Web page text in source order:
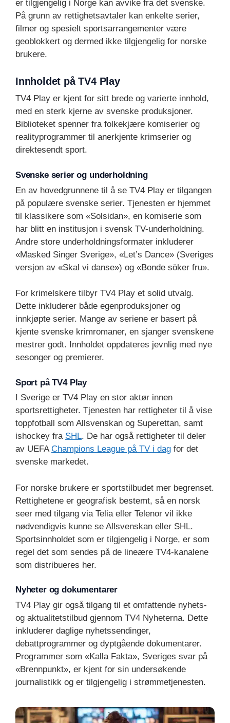
er tilgjengelig i Norge kan avvike fra det svenske.
På grunn av rettighetsavtaler kan enkelte serier,
filmer og spesielt sportsarrangementer være
geoblokkert og dermed ikke tilgjengelig for norske
brukere.
Innholdet på TV4 Play
TV4 Play er kjent for sitt brede og varierte innhold,
med en sterk kjerne av svenske produksjoner.
Biblioteket spenner fra folkekjære komiserier og
realityprogrammer til anerkjente krimserier og
direktesendt sport.
Svenske serier og underholdning
En av hovedgrunnene til å se TV4 Play er tilgangen
på populære svenske serier. Tjenesten er hjemmet
til klassikere som «Solsidan», en komiserie som
har blitt en institusjon i svensk TV-underholdning.
Andre store underholdningsformater inkluderer
«Masked Singer Sverige», «Let’s Dance» (Sveriges
versjon av «Skal vi danse») og «Bonde söker fru».
For krimelskere tilbyr TV4 Play et solid utvalg.
Dette inkluderer både egenproduksjoner og
innkjøpte serier. Mange av seriene er basert på
kjente svenske krimromaner, en sjanger svenskene
mestrer godt. Innholdet oppdateres jevnlig med nye
sesonger og premierer.
Sport på TV4 Play
I Sverige er TV4 Play en stor aktør innen
sportsrettigheter. Tjenesten har rettigheter til å vise
toppfotball som Allsvenskan og Superettan, samt
ishockey fra SHL. De har også rettigheter til deler
av UEFAChampions League på TV i dag for det
svenske markedet.
For norske brukere er sportstilbudet mer begrenset.
Rettighetene er geografisk bestemt, så en norsk
seer med tilgang via Telia eller Telenor vil ikke
nødvendigvis kunne se Allsvenskan eller SHL.
Sportsinnholdet som er tilgjengelig i Norge, er som
regel det som sendes på de lineære TV4-kanalene
som distribueres her.
Nyheter og dokumentarer
TV4 Play gir også tilgang til et omfattende nyhets-
og aktualitetstilbud gjennom TV4 Nyheterna. Dette
inkluderer daglige nyhetssendinger,
debattprogrammer og dyptgående dokumentarer.
Programmer som «Kalla Fakta», Sveriges svar på
«Brennpunkt», er kjent for sin undersøkende
journalistikk og er tilgjengelig i strømmetjenesten.